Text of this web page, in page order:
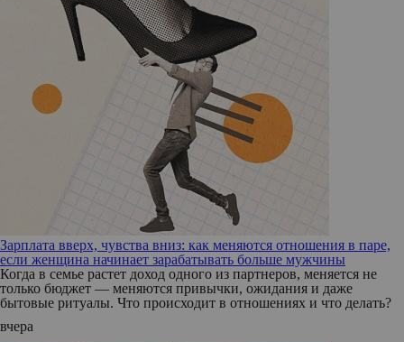
Зарплата вверх, чувства вниз: как меняются отношения в паре,
если женщина начинает зарабатывать больше мужчины
Когда в семье растет доход одного из партнеров, меняется не
только бюджет — меняются привычки, ожидания и даже
бытовые ритуалы. Что происходит в отношениях и что делать?
вчера